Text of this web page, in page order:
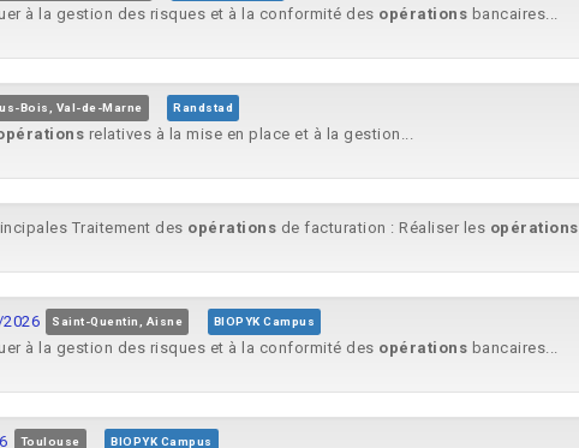
à la gestion des risques et à la conformité des opérations bancaires...
Bois, Val-de-Marne Randstad
relatives à la mise en place et à la gestion...
Traitement des opérations de facturation : Réaliser les opérations
Saint-Quentin, Aisne BIOPYK Campus
à la gestion des risques et à la conformité des opérations bancaires...
Toulouse BIOPYK Campus